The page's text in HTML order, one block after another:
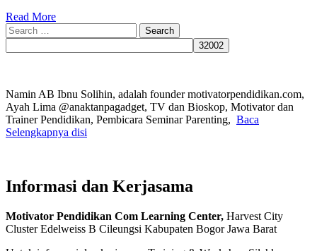
Read More
Search
for:
Namin AB Ibnu Solihin, adalah founder motivatorpendidikan.com,
Ayah Lima @anaktanpagadget, TV dan Bioskop, Motivator dan
Trainer Pendidikan, Pembicara Seminar Parenting, Baca
Selengkapnya disi
Informasi dan Kerjasama
Motivator Pendidikan Com Learning Center, Harvest City
Cluster Edelweiss B Cileungsi Kabupaten Bogor Jawa Barat